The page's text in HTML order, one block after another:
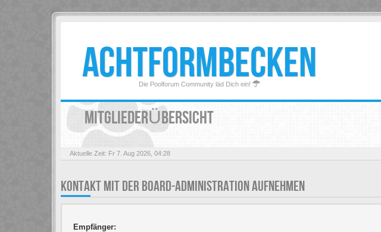
ACHTFORMBECKEN
Die Poolforum Community läd Dich ein!
MITGLIEDERÜBERSICHT
Aktuelle Zeit: Fr 7. Aug 2026, 04:28
KONTAKT MIT DER BOARD-ADMINISTRATION AUFNEHMEN
Empfänger: